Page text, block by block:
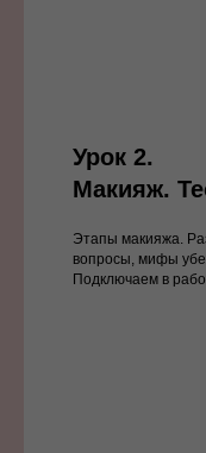
Урок 2.
Макияж.
Этапы макияжа.
вопросы, мифы
Подключаем в